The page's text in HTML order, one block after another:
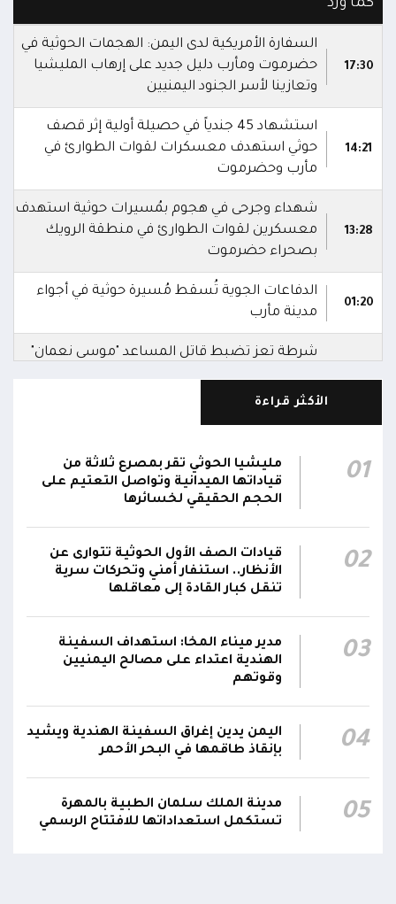
كما ورد
17:30
السفارة الأمريكية لدى اليمن: الهجمات الحوثية في
حضرموت ومأرب دليل جديد على إرهاب المليشيا
وتعازينا لأسر الجنود اليمنيين
14:21
استشهاد 45 جندياً في حصيلة أولية إثر قصف
حوثي استهدف معسكرات لقوات الطوارئ في
مأرب وحضرموت
13:28
شهداء وجرحى في هجوم بمُسيرات حوثية استهدف
معسكرين لقوات الطوارئ في منطقة الرويك
بصحراء حضرموت
01:20
الدفاعات الجوية تُسقط مُسيرة حوثية في أجواء
مدينة مأرب
شرطة تعز تضبط قاتل المساعد "موسى نعمان"
الجريمة.. وتؤكد استكمال الإجراءات لإحالته إلى
23:16
مركز الملك سلمان يوقع برنامجاً لإعادة تأهيل
وتجهيز 11 منشأة صحية في لحج والضالع
وسقطرى يستفيد منها أكثر من 112 ألف شخص
22:01
سعودية خلال 24 ساعة بصاروخ باليستي في خليج
21:45
الشركة اليمنية للغاز: أعمال الصيانة أوشكت على
الانتهاء وإمدادات الغاز ستعود تدريجياً لتغطية
احتياجات كافة المحافظات
الأكثر قراءة
01
مليشيا الحوثي تقر بمصرع ثلاثة من
قياداتها الميدانية وتواصل التعتيم على
الحجم الحقيقي لخسائرها
02
قيادات الصف الأول الحوثية تتوارى عن
الأنظار.. استنفار أمني وتحركات سرية
تنقل كبار القادة إلى معاقلها
03
مدير ميناء المخا: استهداف السفينة
الهندية اعتداء على مصالح اليمنيين
وقوتهم
04
اليمن يدين إغراق السفينة الهندية ويشيد
بإنقاذ طاقمها في البحر الأحمر
05
مدينة الملك سلمان الطبية بالمهرة
تستكمل استعداداتها للافتتاح الرسمي